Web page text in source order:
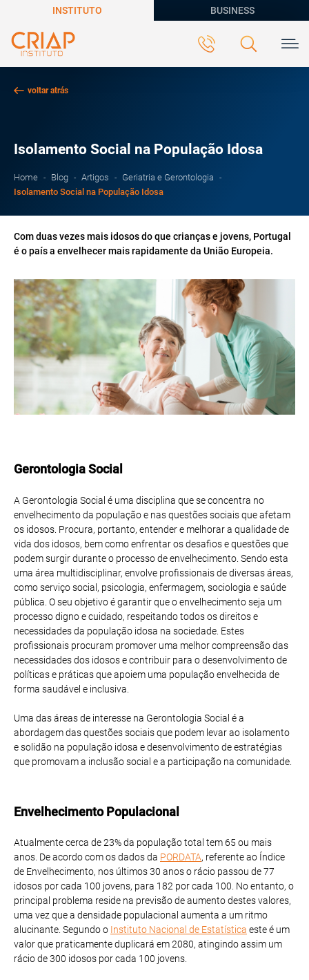
INSTITUTO BUSINESS
voltar atrás
Isolamento Social na População Idosa
Home Blog Artigos
Geriatria e Gerontologia
Isolamento Social na População Idosa
Com duas vezes mais idosos do que crianças e jovens, Portugal
é o país a envelhecer mais rapidamente da União Europeia.
Gerontologia Social
A Gerontologia Social é uma disciplina que se concentra no
envelhecimento da população e nas questões sociais que afetam
os idosos. Procura, portanto, entender e melhorar a qualidade de
vida dos idosos, bem como enfrentar os desafios e questões que
podem surgir durante o processo de envelhecimento. Sendo esta
uma área multidisciplinar, envolve profissionais de diversas áreas,
como serviço social, psicologia, enfermagem, sociologia e saúde
pública. O seu objetivo é garantir que o envelhecimento seja um
processo digno e cuidado, respeitando todos os direitos e
necessidades da população idosa na sociedade. Estes
profissionais procuram promover uma melhor compreensão das
necessidades dos idosos e contribuir para o desenvolvimento de
políticas e práticas que apoiem uma população envelhecida de
forma saudável e inclusiva.
Uma das áreas de interesse na Gerontologia Social é a
abordagem das questões sociais que podem levar ao isolamento
e solidão na população idosa e desenvolvimento de estratégias
que promovam a inclusão social e a participação na comunidade.
Envelhecimento Populacional
Atualmente cerca de 23% da população total tem 65 ou mais
anos. De acordo com os dados da PORDATA, referente ao Índice
de Envelhecimento, nos últimos 30 anos o rácio passou de 77
idosos por cada 100 jovens, para 182 por cada 100. No entanto, o
principal problema reside na previsão de aumento destes valores,
uma vez que a densidade populacional aumenta a um ritmo
alucinante. Segundo o Instituto Nacional de Estatística este é um
valor que praticamente duplicará em 2080, atingindo assim um
rácio de 300 idosos por cada 100 jovens.